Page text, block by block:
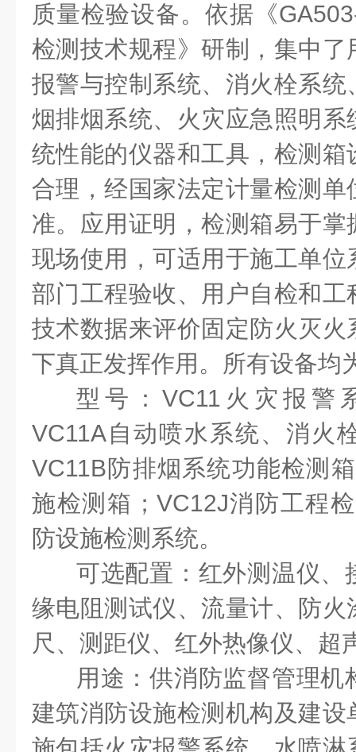
质量检验设备。依据《
检测技术规程》研制，集中
报警与控制系统、消火栓系
烟排烟系统、火灾应急照明
统性能的仪器和工具，检测
合理，经国家法定计量检测
准。应用证明，检测箱易于
现场使用，可适用于施工单
部门工程验收、用户自检和
技术数据来评价固定防火灭
下真正发挥作用。所有设备均
型号： VC11 火灾报警
VC11A自动喷水系统、消火
VC11B防排烟系统功能检测
施检测箱； VC12J消防工程
防设施检测系统。
可选配置：红外测温仪、
缘电阻测试仪、流量计、防
尺、测距仪、红外热像仪、超
用途：供消防监督管理机
建筑消防设施检测机构及建